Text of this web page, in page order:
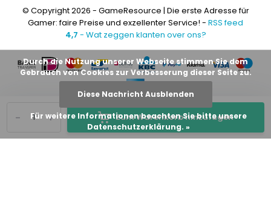
+
- Zum Warenkorb hinzufügen
© Copyright 2026 - GameResource | Die erste Adresse für
Gamer: faire Preise und exzellenter Service! - RSS feed
4,7 - Wat zeggen klanten over ons?
Durch die Nutzung unserer Webseite stimmen Sie dem
Gebrauch von Cookies zur Verbesserung dieser Seite zu.
Diese Nachricht Ausblenden
Für weitere Informationen beachten Sie bitte unsere
Datenschutzerklärung. »